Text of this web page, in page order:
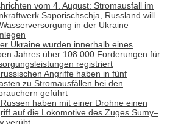
vom 4. August: Stromausfall im
Saporischschja, Russland will
in der Ukraine
Ukraine wurden innerhalb eines
Jahres über 108.000 Forderungen für
registriert
Angriffe haben in fünf
zu Stromausfällen bei den
geführt
haben mit einer Drohne einen
auf die Lokomotive des Zuges Sumy–
verübt